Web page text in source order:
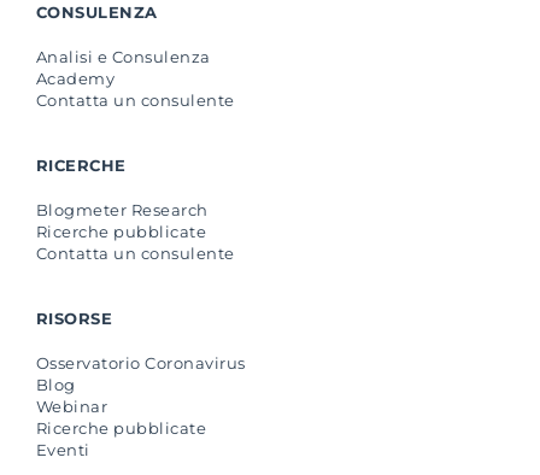
CONSULENZA
Analisi e Consulenza
Academy
Contatta un consulente
RICERCHE
Blogmeter Research
Ricerche pubblicate
Contatta un consulente
RISORSE
Osservatorio Coronavirus
Blog
Webinar
Ricerche pubblicate
Eventi